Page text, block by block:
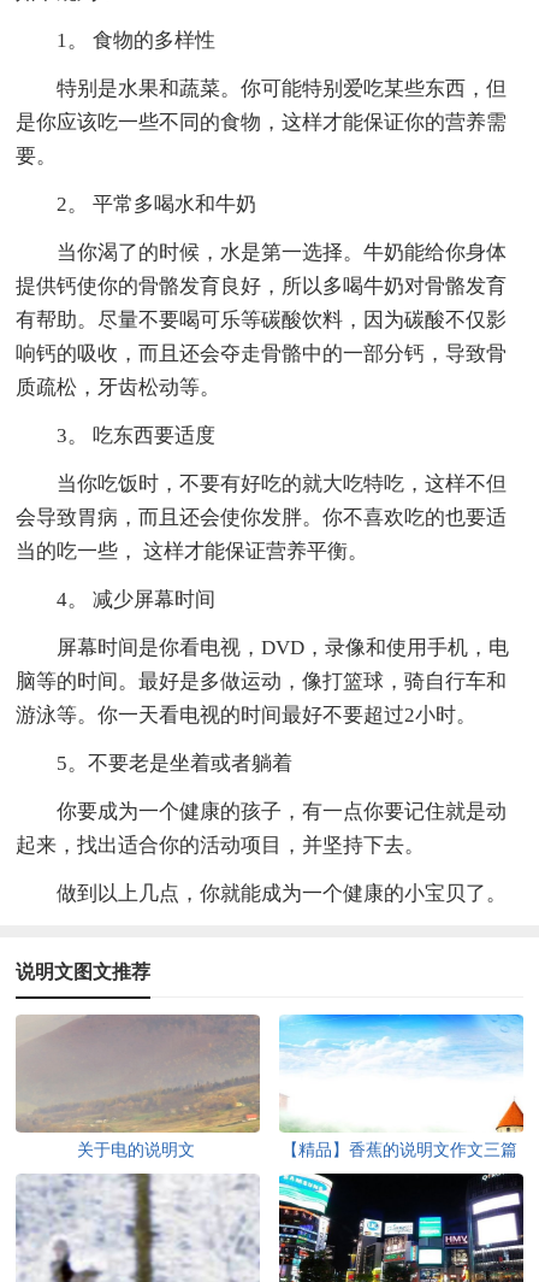
1。 食物的多样性
特别是水果和蔬菜。你可能特别爱吃某些东西，但
是你应该吃一些不同的食物，这样才能保证你的营养需
要。
2。 平常多喝水和牛奶
当你渴了的时候，水是第一选择。牛奶能给你身体
提供钙使你的骨骼发育良好，所以多喝牛奶对骨骼发育
有帮助。尽量不要喝可乐等碳酸饮料，因为碳酸不仅影
响钙的吸收，而且还会夺走骨骼中的一部分钙，导致骨
质疏松，牙齿松动等。
3。 吃东西要适度
当你吃饭时，不要有好吃的就大吃特吃，这样不但
会导致胃病，而且还会使你发胖。你不喜欢吃的也要适
当的吃一些， 这样才能保证营养平衡。
4。 减少屏幕时间
屏幕时间是你看电视，DVD，录像和使用手机，电
脑等的时间。最好是多做运动，像打篮球，骑自行车和
游泳等。你一天看电视的时间最好不要超过2小时。
5。不要老是坐着或者躺着
你要成为一个健康的孩子，有一点你要记住就是动
起来，找出适合你的活动项目，并坚持下去。
做到以上几点，你就能成为一个健康的小宝贝了。
说明文图文推荐
关于电的说明文 【精品】香蕉的说明文作文三篇